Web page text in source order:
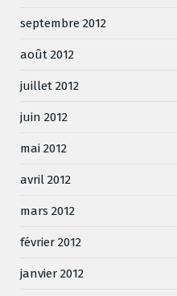
septembre 2012
août 2012
juillet 2012
juin 2012
mai 2012
avril 2012
mars 2012
février 2012
janvier 2012